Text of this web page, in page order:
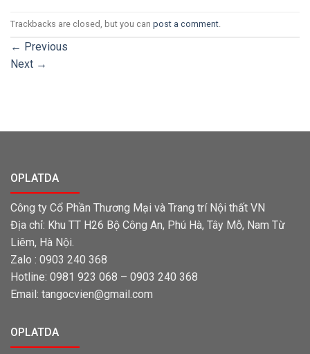
Trackbacks are closed, but you can post a comment
← Previous
Next →
OPLATDA
Công ty Cổ Phần Thương Mại và Trang trí Nội thất VN
Địa chỉ: Khu TT H26 Bộ Công An, Phú Hà, Tây Mỗ, Nam Từ
Liêm, Hà Nội.
Zalo : 0903 240 368
Hotline: 0981 923 068 – 0903 240 368
Email: tangocvien@gmail.com
OPLATDA